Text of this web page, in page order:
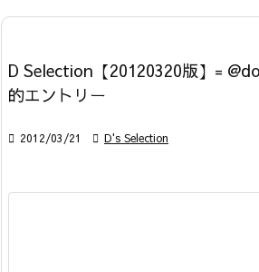
D Selection【20120320版】=
的エントリー
 2012/03/21  D's Selection